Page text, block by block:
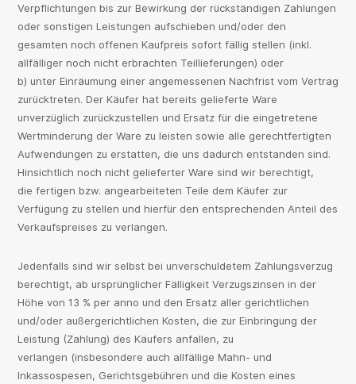
Verpflichtungen bis zur Bewirkung der rückständigen Zahlungen
oder sonstigen Leistungen aufschieben und/oder den
gesamten noch offenen Kaufpreis sofort fällig stellen (inkl.
allfälliger noch nicht erbrachten Teillieferungen) oder
b) unter Einräumung einer angemessenen Nachfrist vom Vertrag
zurücktreten. Der Käufer hat bereits gelieferte Ware
unverzüglich zurückzustellen und Ersatz für die eingetretene
Wertminderung der Ware zu leisten sowie alle gerechtfertigten
Aufwendungen zu erstatten, die uns dadurch entstanden sind.
Hinsichtlich noch nicht gelieferter Ware sind wir berechtigt,
die fertigen bzw. angearbeiteten Teile dem Käufer zur
Verfügung zu stellen und hierfür den entsprechenden Anteil des
Verkaufspreises zu verlangen.
Jedenfalls sind wir selbst bei unverschuldetem Zahlungsverzug
berechtigt, ab ursprünglicher Fälligkeit Verzugszinsen in der
Höhe von 13 % per anno und den Ersatz aller gerichtlichen
und/oder außergerichtlichen Kosten, die zur Einbringung der
Leistung (Zahlung) des Käufers anfallen, zu
verlangen (insbesondere auch allfällige Mahn- und
Inkassospesen, Gerichtsgebühren und die Kosten eines